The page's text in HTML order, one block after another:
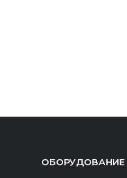
ОБОРУДОВАНИЕ